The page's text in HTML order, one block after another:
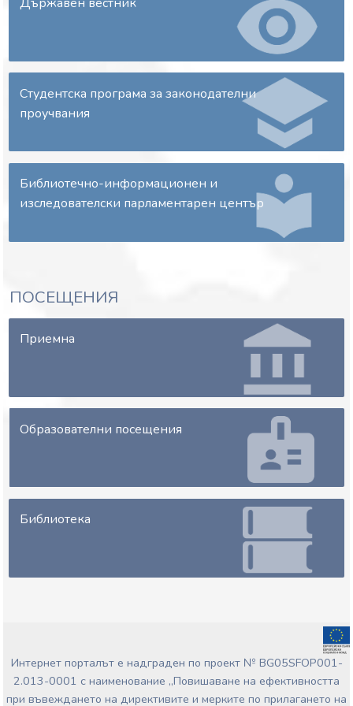
Информационно досие на Закона за търговския
регистър и регистъра на юридическите лица с
нестопанска цел, изменен с § 38 от Закона за
изменение и допълнение на Закона за публичното
предлагане на ценни книжа (ДВ, бр. 25 от 2026 г.),
който въвежда изисквания на Директива (ЕС)
2023/2864
Студентска програма за законодателни
проучвания
Библиотечно-информационен и
изследователски парламентарен център
ПОСЕЩЕНИЯ
Приемна
Образователни посещения
Библиотека
Интернет порталът е надграден по проект № BG05SFOP001-
2.013-0001 с наименование „Повишаване на ефективността
при въвеждането на директивите и мерките по прилагането на